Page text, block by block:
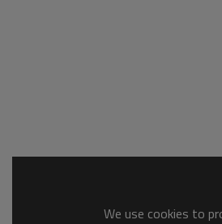
We use cookies to